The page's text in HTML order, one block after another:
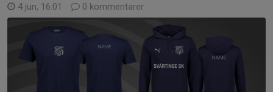
4 jun, 16:01 0 kommentarer